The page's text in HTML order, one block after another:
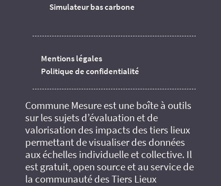
Simulateur bas carbone
Mentions légales
Politique de confidentialité
Commune Mesure est une boîte à outils
sur les sujets d’évaluation et de
valorisation des impacts des tiers lieux
permettant de visualiser des données
aux échelles individuelle et collective. Il
est gratuit, open source et au service de
la communauté des Tiers Lieux